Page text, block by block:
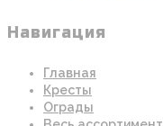
Навигация
Главная
Кресты
Ограды